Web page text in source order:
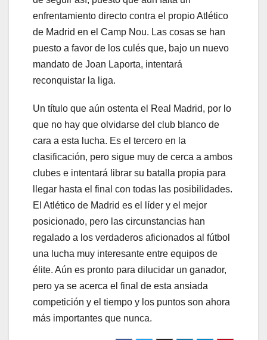
enfrentamiento directo contra el propio Atlético
de Madrid en el Camp Nou. Las cosas se han
puesto a favor de los culés que, bajo un nuevo
mandato de Joan Laporta, intentará
reconquistar la liga.
Un título que aún ostenta el Real Madrid, por lo
que no hay que olvidarse del club blanco de
cara a esta lucha. Es el tercero en la
clasificación, pero sigue muy de cerca a ambos
clubes e intentará librar su batalla propia para
llegar hasta el final con todas las posibilidades.
El Atlético de Madrid es el líder y el mejor
posicionado, pero las circunstancias han
regalado a los verdaderos aficionados al fútbol
una lucha muy interesante entre equipos de
élite. Aún es pronto para dilucidar un ganador,
pero ya se acerca el final de esta ansiada
competición y el tiempo y los puntos son ahora
más importantes que nunca.